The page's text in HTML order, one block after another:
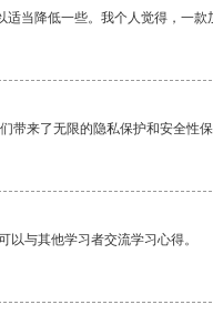
当降低一些。我个人觉得，一款
带来了无限的隐私保护和安全性保
以与其他学习者交流学习心得。